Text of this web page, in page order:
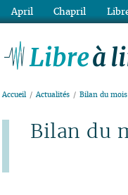
Accueil Actualités Bilan du
Bilan du
April Chapril